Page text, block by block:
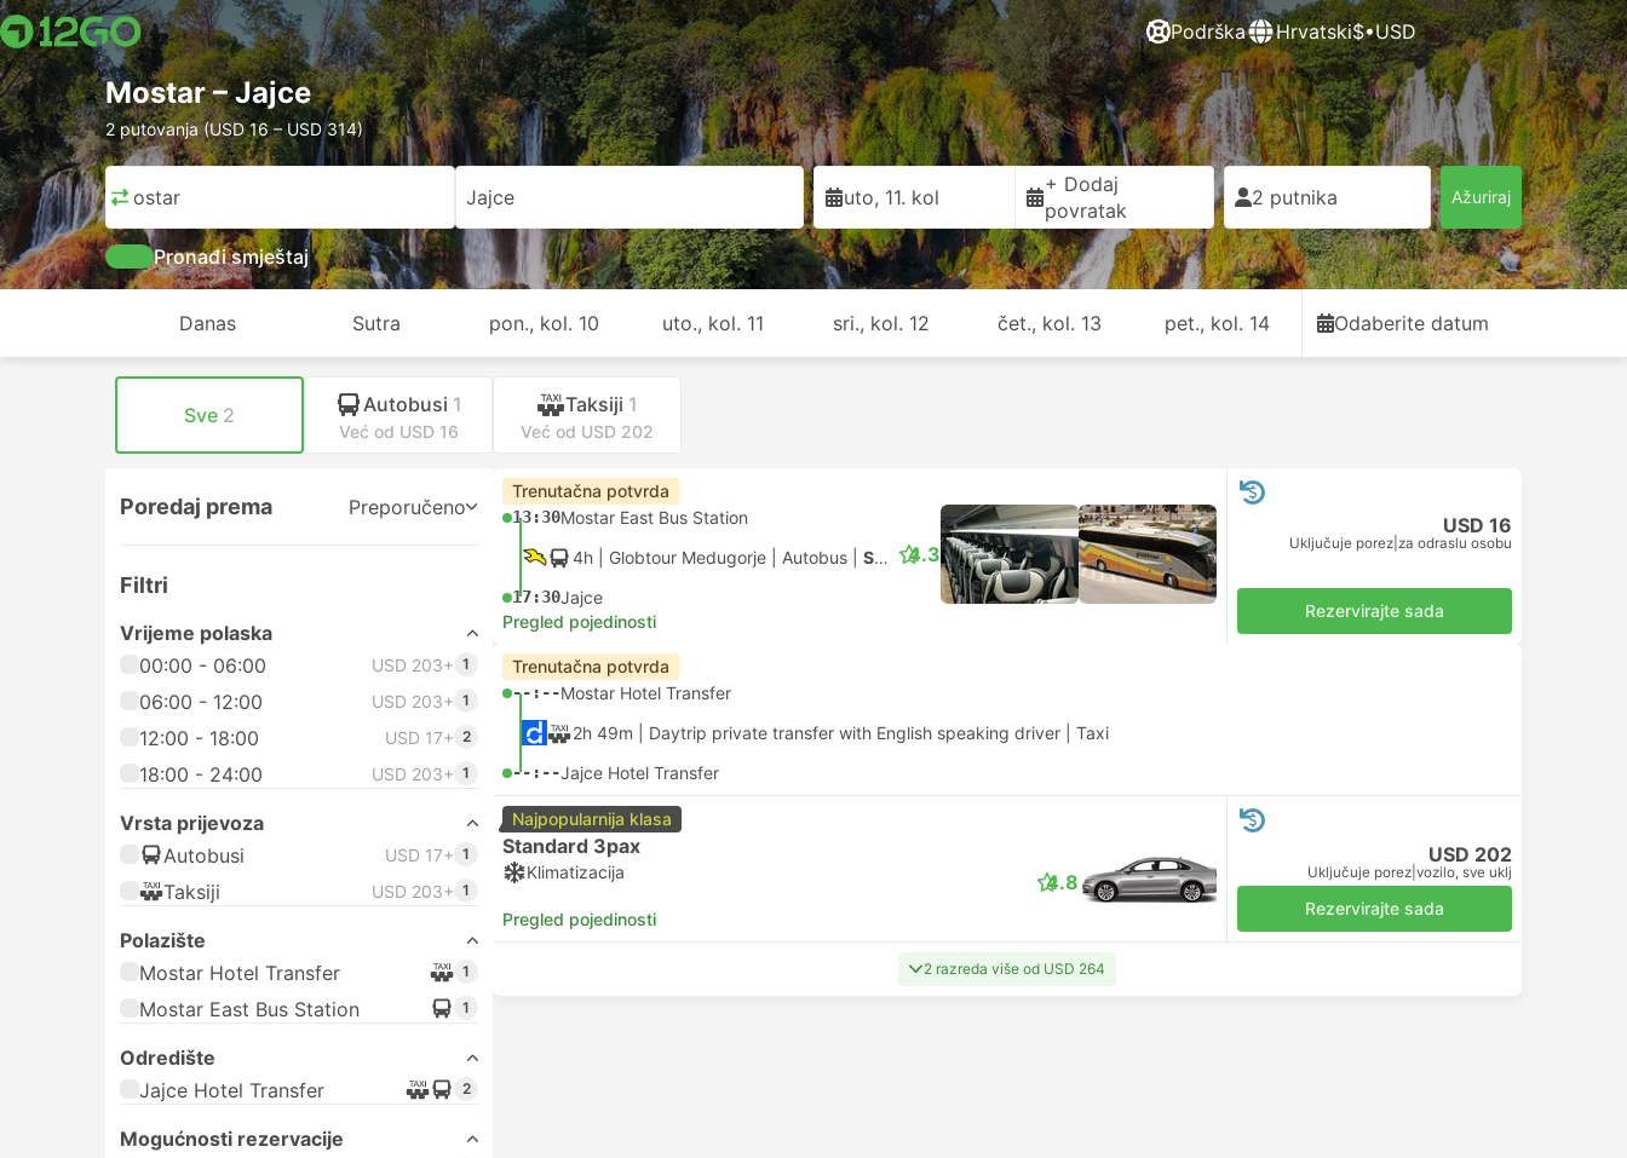
Podrška Hrvatski$•USD
Mostar – Jajce
2 putovanja (USD 16 – USD 314)
Mostar Jajce uto, 11. kol
+ Dodaj
povratak
2 putnika Ažuriraj
Pronađi smještaj
Danas Sutra pon., kol. 10 uto., kol. 11 sri., kol. 12 čet., kol. 13 pet., kol. 14 Odaberite datum
Sve 2 Autobusi 1
Već od USD 16
Taksiji 1
Već od USD 202
Poredaj prema Preporučeno
Filtri
Vrijeme polaska
00:00 - 06:00
USD 203+ 1
06:00 - 12:00 USD 203+ 1
12:00 - 18:00 USD 17+ 2
18:00 - 24:00 USD 203+ 1
Vrsta prijevoza
Autobusi
USD 17+ 1
Taksiji USD 203+ 1
Polazište
Mostar Hotel Transfer
1
Mostar East Bus Station 1
Odredište
Jajce Hotel Transfer
2
Mogućnosti rezervacije
Trenutačna potvrda
13:30Mostar East Bus Station
4h | Globtour Medugorje Autobus Standardna s klimom
17:30Jajce
4.3
Pregled pojedinosti
USD 16
Uključuje porez za odraslu osobu
Rezervirajte sada
Trenutačna potvrda
--:--Mostar Hotel Transfer
2h 49m | Daytrip private transfer with English speaking driver Taxi
--:--Jajce Hotel Transfer
Najpopularnija klasa
Standard 3pax
Klimatizacija
Pregled pojedinosti
4.8
USD 202
Uključuje porez vozilo, sve uklj
Rezervirajte sada
2 razreda više od USD 264